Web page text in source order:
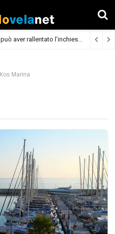
Bayesian, la carenza di giudici può aver rallentato l’inchiesta (Cronaca)
Kos Marina